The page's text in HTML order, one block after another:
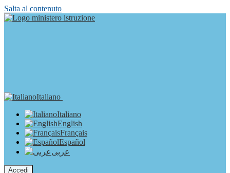
Salta al contenuto
Italiano
Italiano
English
Français
Español
عربى
Accedi